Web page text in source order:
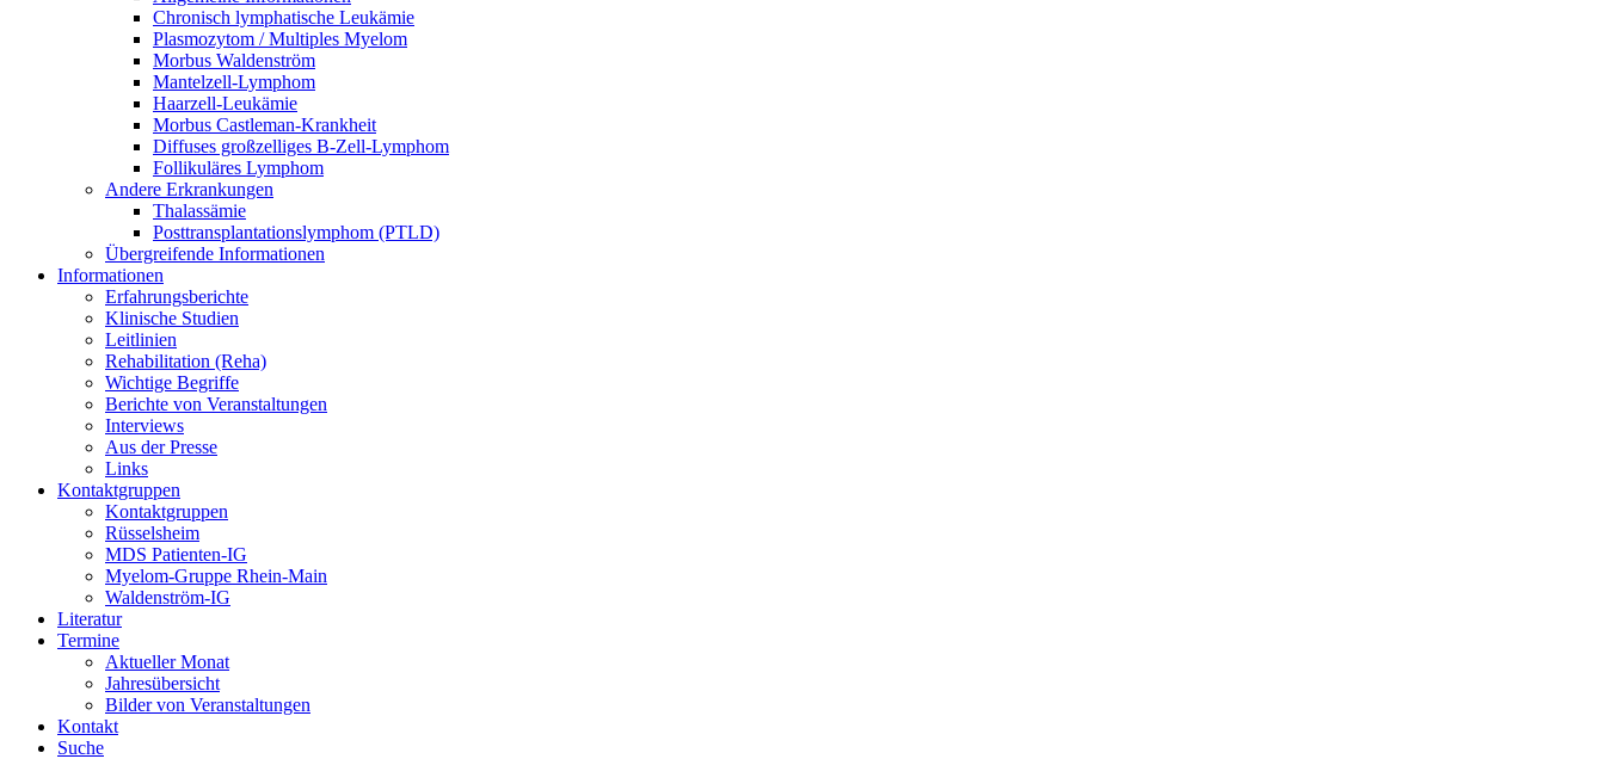
Chronisch lymphatische Leukämie
Plasmozytom / Multiples Myelom
Morbus Waldenström
Mantelzell-Lymphom
Haarzell-Leukämie
Morbus Castleman-Krankheit
Diffuses großzelliges B-Zell-Lymphom
Follikuläres Lymphom
Andere Erkrankungen
Thalassämie
Posttransplantationslymphom (PTLD)
Übergreifende Informationen
Informationen
Erfahrungsberichte
Klinische Studien
Leitlinien
Rehabilitation (Reha)
Wichtige Begriffe
Berichte von Veranstaltungen
Interviews
Aus der Presse
Links
Kontaktgruppen
Kontaktgruppen
Rüsselsheim
MDS Patienten-IG
Myelom-Gruppe Rhein-Main
Waldenström-IG
Literatur
Termine
Aktueller Monat
Jahresübersicht
Bilder von Veranstaltungen
Kontakt
Suche